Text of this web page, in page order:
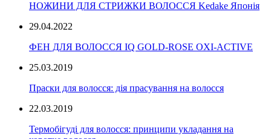
НОЖИНИ ДЛЯ СТРИЖКИ ВОЛОССЯ Kedake Японія
29.04.2022
ФЕН ДЛЯ ВОЛОССЯ IQ GOLD-ROSE OXI-ACTIVE
25.03.2019
Праски для волосся: дія прасування на волосся
22.03.2019
Термобігуді для волосся: принципи укладання на